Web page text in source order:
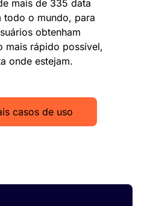
mais de 335 data
todo o mundo, para
obtenham
mais rápido possível,
onde estejam.
casos de uso